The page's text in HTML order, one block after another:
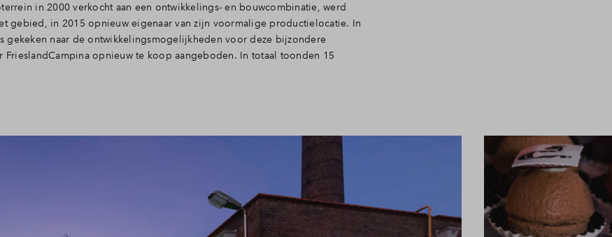
in 2000 verkocht aan een ontwikkelings- en bouwcombinatie, werd
gebied, in 2015 opnieuw eigenaar van zijn voormalige productielocatie. In
gekeken naar de ontwikkelingsmogelijkheden voor deze bijzondere
opnieuw te koop aangeboden. In totaal toonden 15